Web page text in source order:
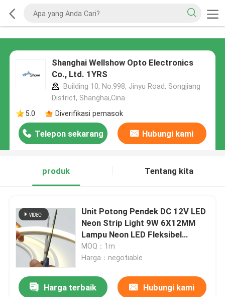
Shanghai Wellshow Opto Electronics
Co., Ltd. 1YRS
Building 10, No.998, Jinyu Road, Songjiang
District, Shanghai,Cina
5.0
Diverifikasi pemasok
Telepon sekarang Hubungi kami
produk Tentang kita
Unit Potong Pendek DC 12V LED
Neon Strip Light 9W 6X12MM
Lampu Neon LED Fleksibel
Silikon Murni
MOQ：1m
Harga：negotiable
Harga terbaik Hubungi kami